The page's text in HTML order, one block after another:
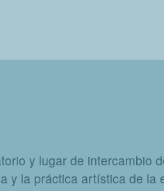
y lugar de intercambio
y la práctica artística de la